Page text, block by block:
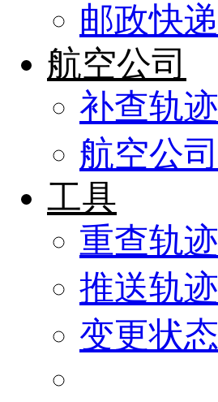
邮政快递
航空公司
补查轨迹
航空公司
工具
重查轨迹
推送轨迹
变更状态